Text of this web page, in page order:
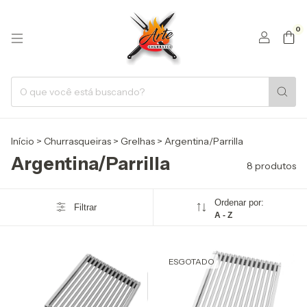
0
Início > Churrasqueiras > Grelhas > Argentina/Parrilla
Argentina/Parrilla 8 produtos
Filtrar Ordenar por:
A - Z
ESGOTADO